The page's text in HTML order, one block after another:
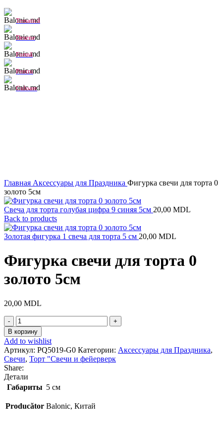
Tematică
Desene
Formă
Pentru
Culoare
Главная Аксессуары для Праздника Фигурка свечи для торта 0
золото 5см
Свеча для торта голубая цифра 9 синяя 5см 20,00 MDL
Back to products
Золотая фигурка 1 свеча для торта 5 см 20,00 MDL
Фигурка свечи для торта 0
золото 5см
20,00 MDL
Количество
товара
Фигурка
свечи
для
торта
0
золото
5см
В корзину
Add to wishlist
Артикул: PQ5019-G0 Категории: Аксессуары для Праздника,
Свечи, Торт "Свечи и фейерверк
Share:
Детали
Габариты 5 см
Producător Balonic, Китай